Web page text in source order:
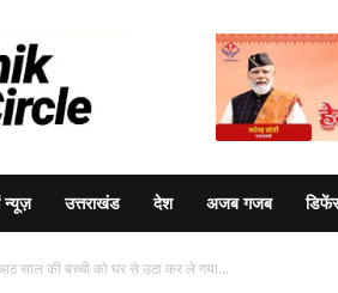
न्यूज़ उत्तराखंड देश अजब गजब
आठ साल की बच्ची को घर से उठा कर ले गया...